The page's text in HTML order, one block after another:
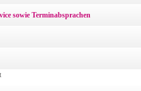
sowie Terminabsprachen